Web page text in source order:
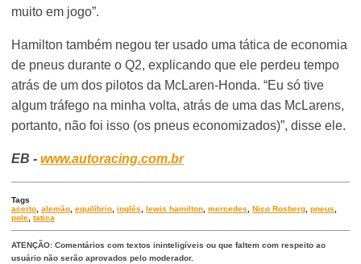
muito em jogo”.
Hamilton também negou ter usado uma tática de economia
de pneus durante o Q2, explicando que ele perdeu tempo
atrás de um dos pilotos da McLaren-Honda. “Eu só tive
algum tráfego na minha volta, atrás de uma das McLarens,
portanto, não foi isso (os pneus economizados)”, disse ele.
EB -www.autoracing.com.br
Tags
acerto,alemão,equilíbrio,inglês,lewis hamilton,mercedes,Nico Rosberg,pneus,
pole,tatica
ATENÇÃO: Comentários com textos ininteligíveis ou que faltem com respeito ao
usuário não serão aprovados pelo moderador.